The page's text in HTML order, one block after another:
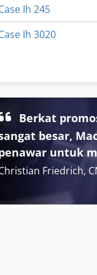
Ih 245
Ih 3020
Ih 4230
Ih 4240
Berkat
besar,
untuk
Friedrich,